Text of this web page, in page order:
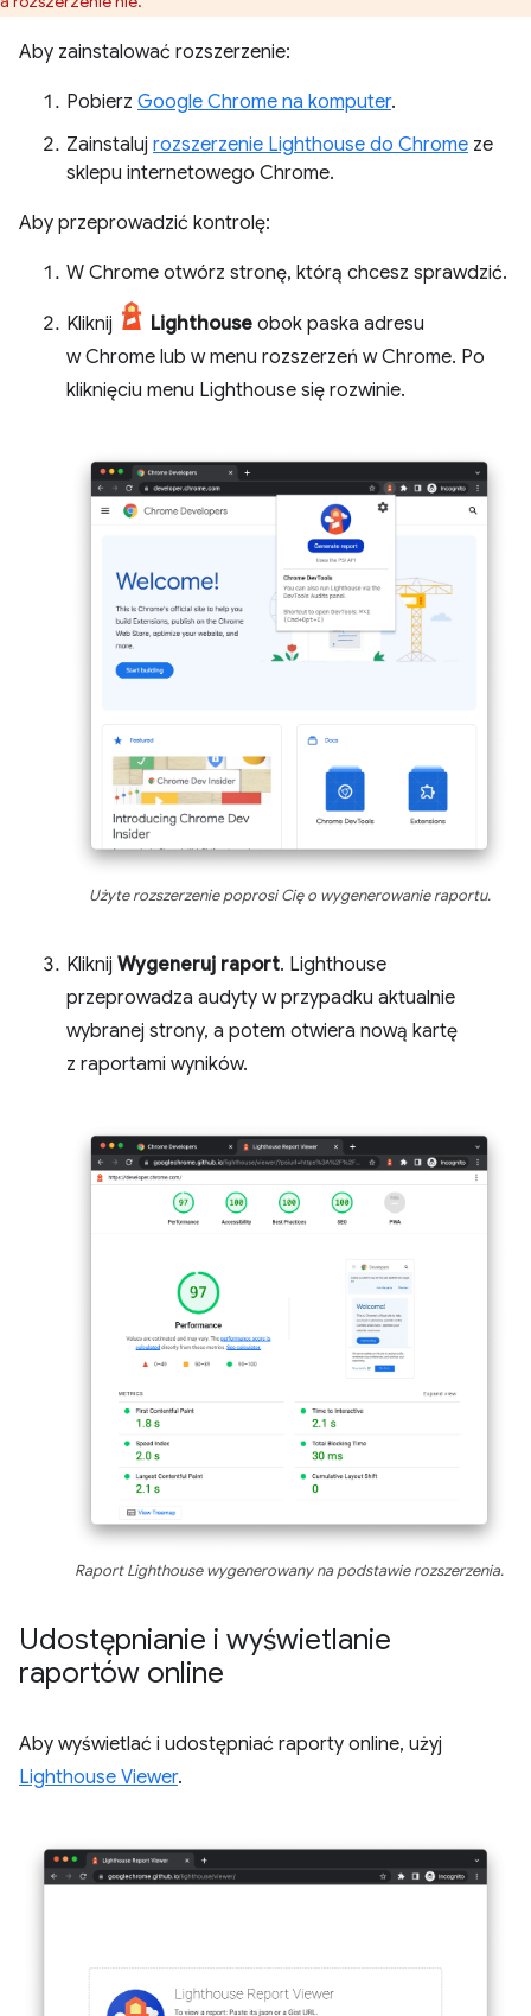
Aby zainstalować rozszerzenie:
Pobierz Google Chrome na komputer.
Zainstaluj rozszerzenie Lighthouse do Chrome ze
sklepu internetowego Chrome.
Aby przeprowadzić kontrolę:
W Chrome otwórz stronę, którą chcesz sprawdzić.
Kliknij Lighthouse obok paska adresu
w Chrome lub w menu rozszerzeń w Chrome. Po
kliknięciu menu Lighthouse się rozwinie.
Użyte rozszerzenie poprosi Cię o wygenerowanie raportu.
Kliknij Wygeneruj raport. Lighthouse
przeprowadza audyty w przypadku aktualnie
wybranej strony, a potem otwiera nową kartę
z raportami wyników.
Raport Lighthouse wygenerowany na podstawie rozszerzenia.
Udostępnianie i wyświetlanie
raportów online
Aby wyświetlać i udostępniać raporty online, użyj
Lighthouse Viewer.